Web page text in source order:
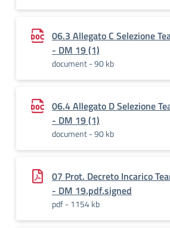
06.3 Allegato C Selezione
- DM 19 (1)
document - 90 kb
06.4 Allegato D Selezione
- DM 19 (1)
document - 90 kb
07 Prot. Decreto Incarico
- DM 19.pdf.signed
pdf - 1154 kb